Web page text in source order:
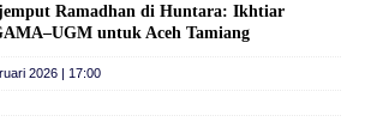
Ramadhan di Huntara: Ikhtiar
untuk Aceh Tamiang
2026 | 17:00